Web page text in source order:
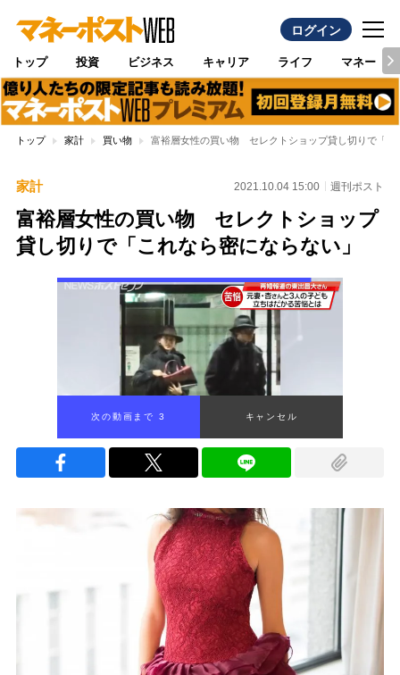
ログイン
トップ 投資 ビジネス キャリア ライフ マネー
トップ 家計 買い物 富裕層女性の買い物 セレクトショップ貸し切りで「こ
家計 2021.10.04 15:00 週刊ポスト
富裕層女性の買い物 セレクトショップ
貸し切りで「これなら密にならない」
次の動画まで 2 キャンセル